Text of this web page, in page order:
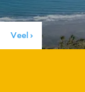
Veel ›